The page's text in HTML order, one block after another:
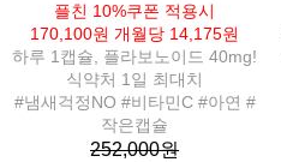
플친 10%쿠폰 적용시
170,100원 개월당 14,175원
하루 1캡슐, 플라보노이드 40mg!
식약처 1일 최대치
#냄새걱정NO #비타민C #아연 #
작은캡슐
252,000원